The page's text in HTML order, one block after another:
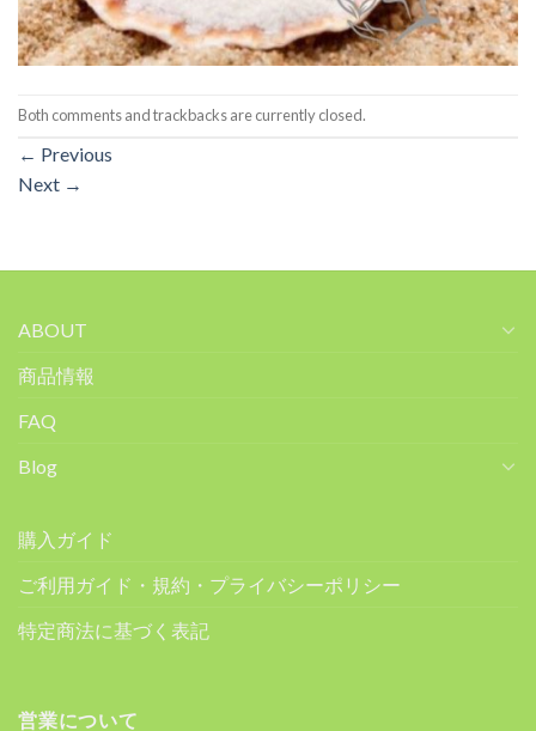
Both comments and trackbacks are currently closed.
← Previous
Next →
ABOUT
商品情報
FAQ
Blog
購入ガイド
ご利用ガイド・規約・プライバシーポリシー
特定商法に基づく表記
営業について